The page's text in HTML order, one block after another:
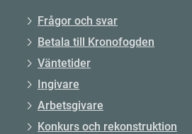
Frågor och svar
Betala till Kronofogden
Väntetider
Ingivare
Arbetsgivare
Konkurs och rekonstruktion